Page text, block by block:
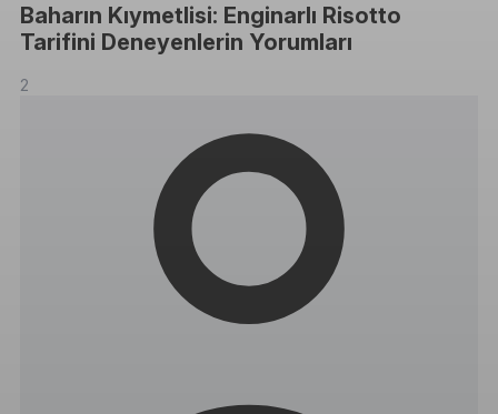
Baharın Kıymetlisi: Enginarlı Risotto
Tarifini Deneyenlerin Yorumları
2